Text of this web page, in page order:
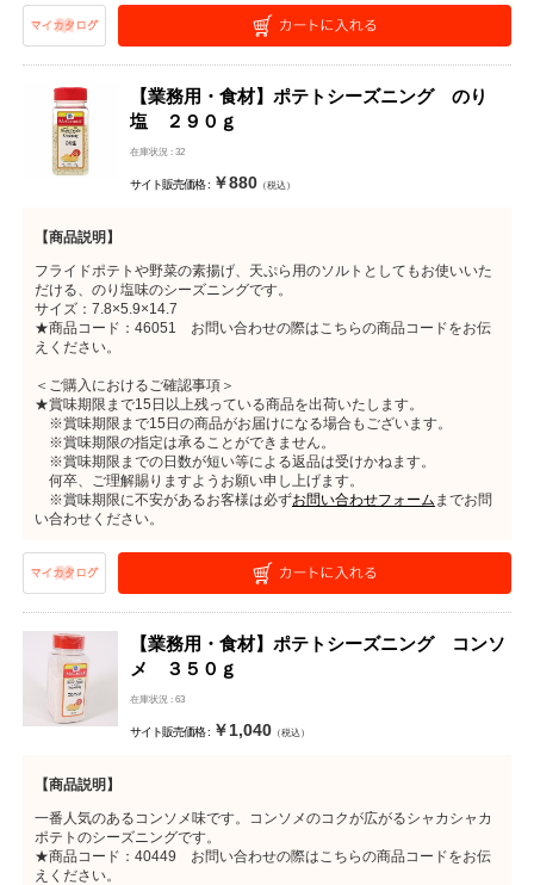
【業務用・食材】ポテトシーズニング のり
塩 ２９０ｇ
在庫状況 : 32
サイト販売価格 : ￥880（税込）
【商品説明】
フライドポテトや野菜の素揚げ、天ぷら用のソルトとしてもお使いいた
だける、のり塩味のシーズニングです。
サイズ：7.8×5.9×14.7
★商品コード：46051 お問い合わせの際はこちらの商品コードをお伝
えください。
＜ご購入におけるご確認事項＞
★賞味期限まで15日以上残っている商品を出荷いたします。
※賞味期限まで15日の商品がお届けになる場合もございます。
※賞味期限の指定は承ることができません。
※賞味期限までの日数が短い等による返品は受けかねます。
何卒、ご理解賜りますようお願い申し上げます。
※賞味期限に不安があるお客様は必ずお問い合わせフォーム までお問
い合わせください。
【業務用・食材】ポテトシーズニング コンソ
メ ３５０ｇ
在庫状況 : 63
サイト販売価格 : ￥1,040（税込）
【商品説明】
一番人気のあるコンソメ味です。コンソメのコクが広がるシャカシャカ
ポテトのシーズニングです。
★商品コード：40449 お問い合わせの際はこちらの商品コードをお伝
えください。